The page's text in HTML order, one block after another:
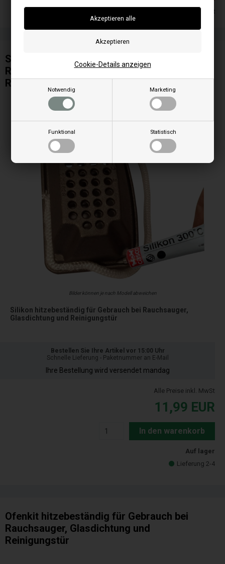
Notwendig Marketing
Funktional Statistisch
Cookie-Details anzeigen
Ausverkauft
Silikon hitzebeständig für Gebrauch bei
Rauchsauger, Glasdichtung und
Reinigungstür
Bilder können je nach Modell abweichen
Silikon hitzebeständig für Gebrauch bei Rauchsauger,
Glasdichtung und Reinigungstür
Bestellen Sie Ihre Artikel vor 15:00 Uhr
Schnelle Lieferung - Paketnummer an E-Mail
Ihre Bestellung wird versendet mandag
Alle Preise inkl. MwSt
11,99 EUR
In den warenkorb
Auf lager
Lieferung 2-4
Ofenkit hitzebeständig für Gebrauch bei
Rauchsauger, Glasdichtung und
Reinigungstür